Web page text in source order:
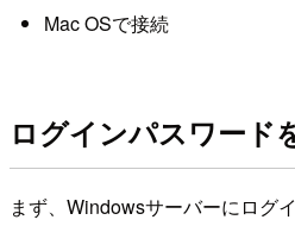
Mac OSで接続
ログインパスワード
まず、Windowsサーバーにログ